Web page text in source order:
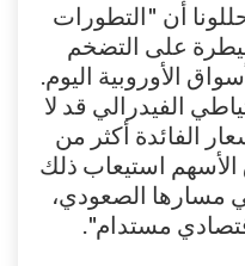
أن "التطورات
على التضخم
الأوروبية اليوم.
الفيدرالي قد لا
الفائدة أكثر من
استيعاب ذلك
مسارها الصعودي،
مستدام".